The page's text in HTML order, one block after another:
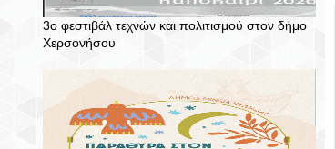
3ο φεστιβάλ τεχνών και πολιτισμού στον δήμο
Χερσονήσου